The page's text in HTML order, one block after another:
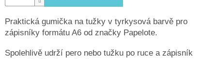
Praktická gumička na tužky v tyrkysová barvě pro
zápisníky formátu A6 od značky Papelote.
Spolehlivě udrží pero nebo tužku po ruce a zápisník